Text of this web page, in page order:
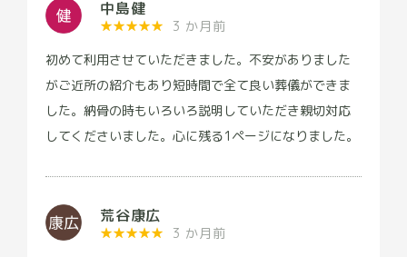
中島健
★★★★★
3 か月前
初めて利用させていただきました。不安がありました
がご近所の紹介もあり短時間で全て良い葬儀ができま
した。納骨の時もいろいろ説明していただき親切対応
してくださいました。心に残る1ページになりました。
荒谷康広
★★★★★
3 か月前